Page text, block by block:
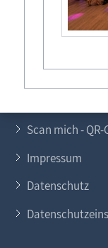
Kontakt
Scan mich -
Impressum
Datenschutz